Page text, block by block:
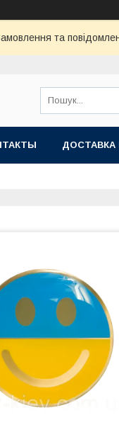
та
ДОСТАВКА